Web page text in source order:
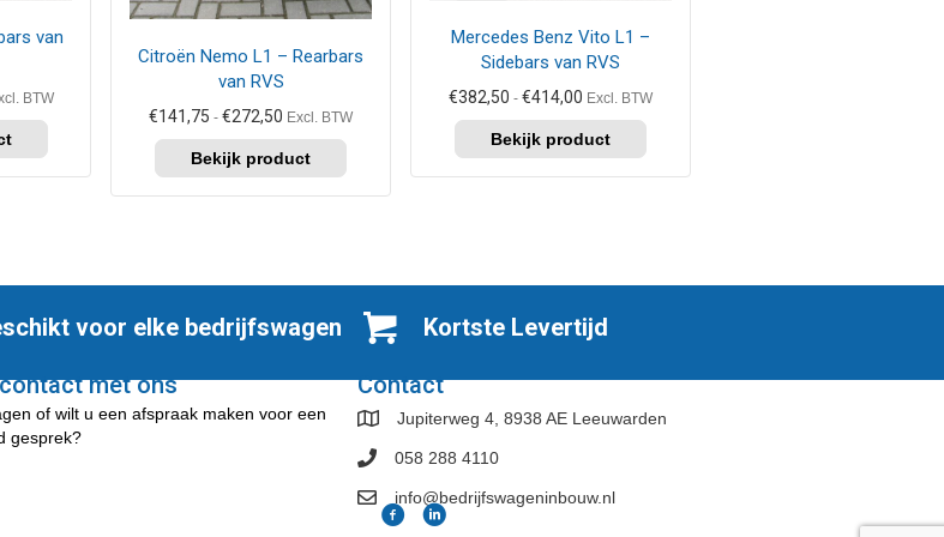
van
BTW
Citroën Nemo L1 – Rearbars
van RVS
€141,75 - €272,50 Prijsklasse:
tot
€272,50
Excl. BTW
kan
worden
productpagina
Mercedes Benz Vito L1 –
Sidebars van RVS
€382,50 - €414,00 Prijsklasse:
tot
Excl. BTW
gekozen
worden
productpagina
voor elke bedrijfswagen Kortste Levertijd
met ons
of wilt u een afspraak maken voor een
gesprek?
Contact
Jupiterweg 4, 8938 AE Leeuwarden
058 288 4110
info@bedrijfswageninbouw.nl